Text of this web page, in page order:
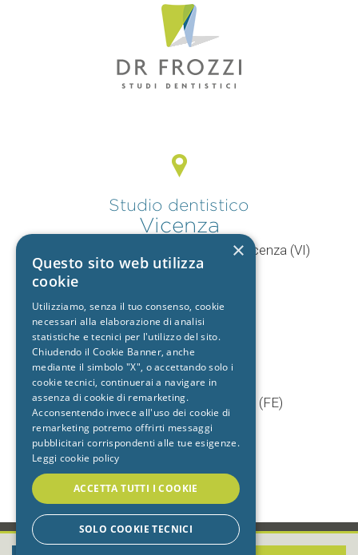
Studio dentistico
Vicenza
V.le Mercato Nuovo, 44/F 36100 Vicenza (VI)
T. 0444 960057
Studio dentistico
Cento
Via Baruffaldi, 5/1 44042 Cento (FE)
T. 051 903603
+39 333 7722725
×
Questo sito web utilizza
cookie
Utilizziamo, senza il tuo consenso, cookie
necessari alla elaborazione di analisi
statistiche e tecnici per l'utilizzo del sito.
Chiudendo il Cookie Banner, anche
mediante il simbolo "X", o accettando solo i
cookie tecnici, continuerai a navigare in
assenza di cookie di remarketing.
Acconsentendo invece all'uso dei cookie di
remarketing potremo offrirti messaggi
pubblicitari corrispondenti alle tue esigenze.
Leggi cookie policy
ACCETTA TUTTI I COOKIE
SOLO COOKIE TECNICI